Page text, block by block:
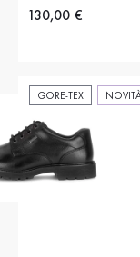
Nuovo prezzo
130,00 €
GORE-TEX